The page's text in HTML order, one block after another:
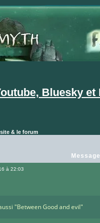
Bluesky et
& le forum
Message
à 22:03
"Between Good and evil"